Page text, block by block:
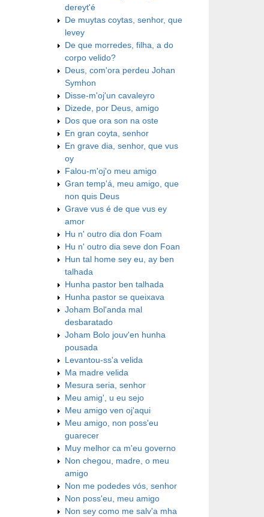
dereyt'é
De muytas coytas, senhor, que
levey
De que morredes, filha, a do
corpo velido?
Deus, com'ora perdeu Johan
Symhon
Disse-m'oj'un cavaleyro
Dizede, por Deus, amigo
Dos que ora son na oste
En gran coyta, senhor
En grave dia, senhor, que vus
oy
Falou-m'oj'o meu amigo
Gran temp'á, meu amigo, que
non quis Deus
Grave vus é de que vus ey
amor
Hu n' outro dia don Foam
Hu n' outro dia seve don Foan
Hun tal home sey eu, ay ben
talhada
Hunha pastor ben talhada
Hunha pastor se queixava
Joham Bol'anda mal
desbaratado
Joham Bolo jouv'en hunha
pousada
Levantou-ss'a velida
Ma madre velida
Mesura seria, senhor
Meu amig', u eu sejo
Meu amigo ven oj'aqui
Meu amigo, non poss'eu
guarecer
Muy melhor ca m'eu governo
Non chegou, madre, o meu
amigo
Non me podedes vós, senhor
Non poss'eu, meu amigo
Non sey como me salv'a mha